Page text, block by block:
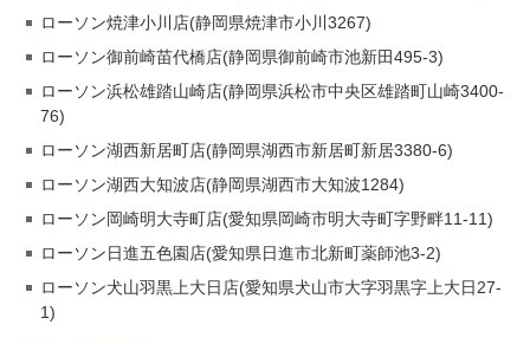
ローソン焼津小川店(静岡県焼津市小川3267)
ローソン御前崎苗代橋店(静岡県御前崎市池新田495-3)
ローソン浜松雄踏山崎店(静岡県浜松市中央区雄踏町山崎3400-
76)
ローソン湖西新居町店(静岡県湖西市新居町新居3380-6)
ローソン湖西大知波店(静岡県湖西市大知波1284)
ローソン岡崎明大寺町店(愛知県岡崎市明大寺町字野畔11-11)
ローソン日進五色園店(愛知県日進市北新町薬師池3-2)
ローソン犬山羽黒上大日店(愛知県犬山市大字羽黒字上大日27-
1)